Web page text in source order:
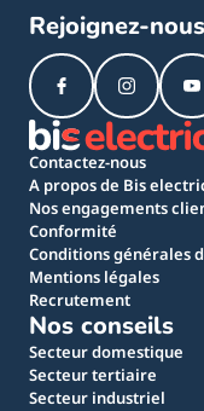
Rejoignez-
Contactez-nous
A propos de Bis
Nos engagements
Conformité
Conditions générales
Mentions légales
Recrutement
Nos conseils
Secteur domestique
Secteur tertiaire
Secteur industriel